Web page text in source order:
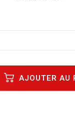
AJOUTER AU